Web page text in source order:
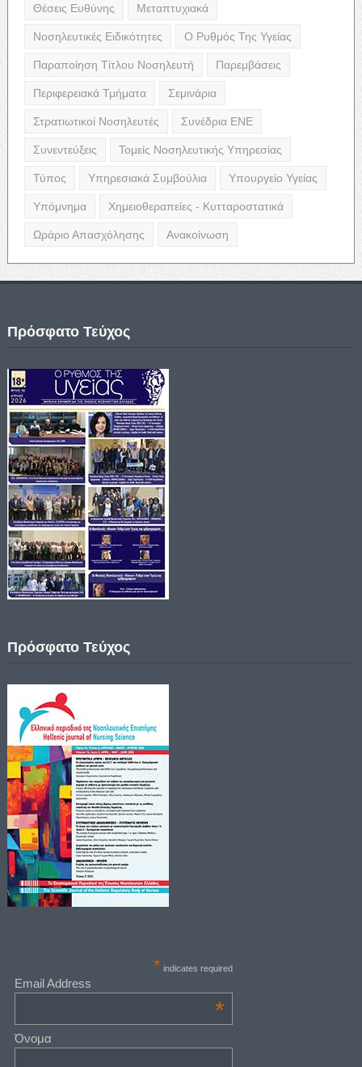
Θέσεις Ευθύνης Μεταπτυχιακά
Νοσηλευτικές Ειδικότητες Ο Ρυθμός Της Υγείας
Παραποίηση Τίτλου Νοσηλευτή Παρεμβάσεις
Περιφερειακά Τμήματα Σεμινάρια
Στρατιωτικοί Νοσηλευτές Συνέδρια ΕΝΕ
Συνεντεύξεις Τομείς Νοσηλευτικής Υπηρεσίας
Τύπος Υπηρεσιακά Συμβούλια Υπουργείο Υγείας
Υπόμνημα Χημειοθεραπείες - Κυτταροστατικά
Ωράριο Απασχόλησης Ανακοίνωση
Πρόσφατο Τεύχος
Πρόσφατο Τεύχος
* indicates required
Email Address
*
Όνομα